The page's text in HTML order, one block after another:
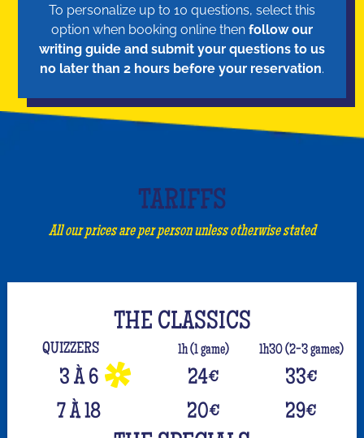
To personalize up to 10 questions, select this
option when booking online then follow our
writing guide and submit your questions to us
no later than 2 hours before your reservation.
TARIFFS
All our prices are per person unless otherwise stated
THE CLASSICS
QUIZZERS 1h (1 game) 1h30 (2-3 games)
3 À 6 24€ 33€
7 À 18
20€ 29€